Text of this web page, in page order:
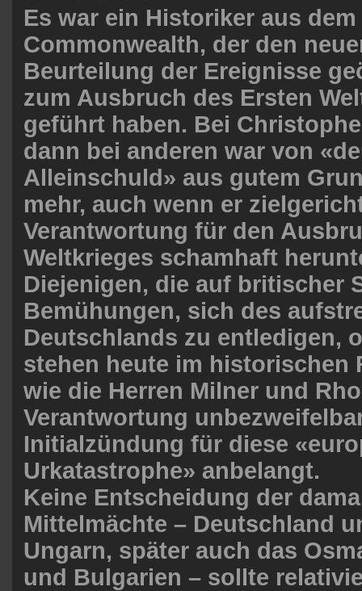
Es war ein Historiker aus dem
Commonwealth, der den
Beurteilung der Ereignisse
zum Ausbruch des Ersten
geführt haben. Bei
dann bei anderen war von
Alleinschuld» aus gutem
mehr, auch wenn er
Verantwortung für den
Weltkrieges schamhaft
Diejenigen, die auf britischer
Bemühungen, sich des
Deutschlands zu entledigen,
stehen heute im historischen
wie die Herren Milner und
Verantwortung
Initialzündung für diese
Urkatastrophe» anbelangt.
Keine Entscheidung der
Mittelmächte – Deutschland
Ungarn, später auch das
und Bulgarien – sollte